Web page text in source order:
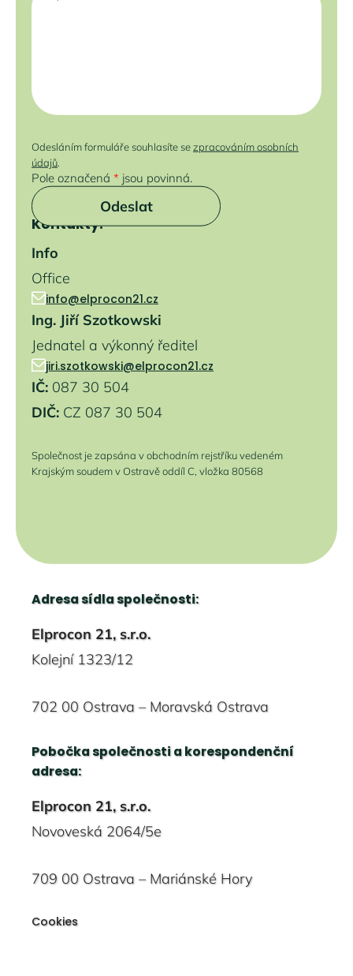
Kontakty:
Info
Office
info@elprocon21.cz
Ing. Jiří Szotkowski
Jednatel a výkonný ředitel
jiri.szotkowski@elprocon21.cz
IČ: 087 30 504
DIČ: CZ 087 30 504
Společnost je zapsána v obchodním rejstříku vedeném
Krajským soudem v Ostravě oddíl C, vložka 80568
Odesláním formuláře souhlasíte sezpracováním osobních
údajů
Pole označená * jsou povinná.
Odeslat
Adresa sídla společnosti:
Elprocon 21, s.r.o.
Kolejní 1323/12
702 00 Ostrava – Moravská Ostrava
Pobočka společnosti a korespondenční
adresa:
Elprocon 21, s.r.o.
Novoveská 2064/5e
709 00 Ostrava – Mariánské Hory
Cookies